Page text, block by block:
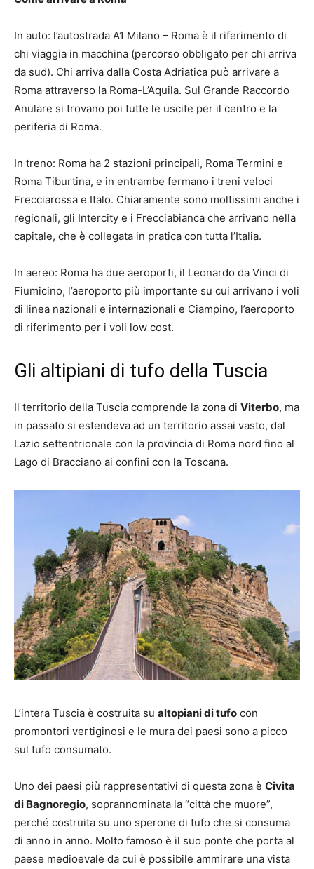
In auto: l’autostrada A1 Milano – Roma è il riferimento di
chi viaggia in macchina (percorso obbligato per chi arriva
da sud). Chi arriva dalla Costa Adriatica può arrivare a
Roma attraverso la Roma-L’Aquila. Sul Grande Raccordo
Anulare si trovano poi tutte le uscite per il centro e la
periferia di Roma.
In treno: Roma ha 2 stazioni principali, Roma Termini e
Roma Tiburtina, e in entrambe fermano i treni veloci
Frecciarossa e Italo. Chiaramente sono moltissimi anche i
regionali, gli Intercity e i Frecciabianca che arrivano nella
capitale, che è collegata in pratica con tutta l’Italia.
In aereo: Roma ha due aeroporti, il Leonardo da Vinci di
Fiumicino, l’aeroporto più importante su cui arrivano i voli
di linea nazionali e internazionali e Ciampino, l’aeroporto
di riferimento per i voli low cost.
Gli altipiani di tufo della Tuscia
Il territorio della Tuscia comprende la zona di Viterbo, ma
in passato si estendeva ad un territorio assai vasto, dal
Lazio settentrionale con la provincia di Roma nord fino al
Lago di Bracciano ai confini con la Toscana.
L’intera Tuscia è costruita su altopiani di tufo con
promontori vertiginosi e le mura dei paesi sono a picco
sul tufo consumato.
Uno dei paesi più rappresentativi di questa zona è Civita
di Bagnoregio, soprannominata la “città che muore”,
perché costruita su uno sperone di tufo che si consuma
di anno in anno. Molto famoso è il suo ponte che porta al
paese medioevale da cui è possibile ammirare una vista